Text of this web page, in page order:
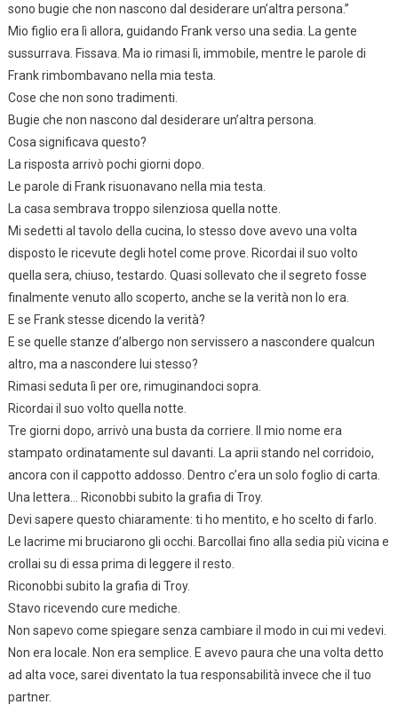
sono bugie che non nascono dal desiderare un’altra persona.”
Mio figlio era lì allora, guidando Frank verso una sedia. La gente
sussurrava. Fissava. Ma io rimasi lì, immobile, mentre le parole di
Frank rimbombavano nella mia testa.
Cose che non sono tradimenti.
Bugie che non nascono dal desiderare un’altra persona.
Cosa significava questo?
La risposta arrivò pochi giorni dopo.
Le parole di Frank risuonavano nella mia testa.
La casa sembrava troppo silenziosa quella notte.
Mi sedetti al tavolo della cucina, lo stesso dove avevo una volta
disposto le ricevute degli hotel come prove. Ricordai il suo volto
quella sera, chiuso, testardo. Quasi sollevato che il segreto fosse
finalmente venuto allo scoperto, anche se la verità non lo era.
E se Frank stesse dicendo la verità?
E se quelle stanze d’albergo non servissero a nascondere qualcun
altro, ma a nascondere lui stesso?
Rimasi seduta lì per ore, rimuginandoci sopra.
Ricordai il suo volto quella notte.
Tre giorni dopo, arrivò una busta da corriere. Il mio nome era
stampato ordinatamente sul davanti. La aprii stando nel corridoio,
ancora con il cappotto addosso. Dentro c’era un solo foglio di carta.
Una lettera… Riconobbi subito la grafia di Troy.
Devi sapere questo chiaramente: ti ho mentito, e ho scelto di farlo.
Le lacrime mi bruciarono gli occhi. Barcollai fino alla sedia più vicina e
crollai su di essa prima di leggere il resto.
Riconobbi subito la grafia di Troy.
Stavo ricevendo cure mediche.
Non sapevo come spiegare senza cambiare il modo in cui mi vedevi.
Non era locale. Non era semplice. E avevo paura che una volta detto
ad alta voce, sarei diventato la tua responsabilità invece che il tuo
partner.